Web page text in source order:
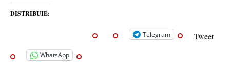
DISTRIBUIE:
Telegram Tweet
WhatsApp